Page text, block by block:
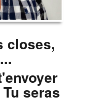
closes,
seras